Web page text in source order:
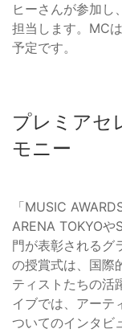
ヒーさんが参加し
担当します。MC
予定です。
プレミアセ
モニー
「MUSIC
ARENA TOKYOや
門が表彰されるグ
の授賞式は、国際
ティストたちの活
イブでは、アーテ
ついてのインタビ